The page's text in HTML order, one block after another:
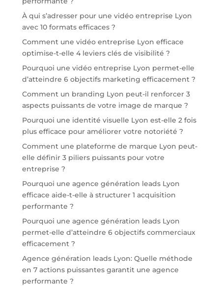
À qui s’adresser pour une vidéo entreprise Lyon
avec 10 formats efficaces ?
Comment une vidéo entreprise Lyon efficace
optimise-t-elle 4 leviers clés de visibilité ?
Pourquoi une vidéo entreprise Lyon permet-elle
d’atteindre 6 objectifs marketing efficacement ?
Comment un branding Lyon peut-il renforcer 3
aspects puissants de votre image de marque ?
Pourquoi une identité visuelle Lyon est-elle 2 fois
plus efficace pour améliorer votre notoriété ?
Comment une plateforme de marque Lyon peut-
elle définir 3 piliers puissants pour votre
entreprise ?
Pourquoi une agence génération leads Lyon
efficace aide-t-elle à structurer 1 acquisition
performante ?
Pourquoi une agence génération leads Lyon
permet-elle d’atteindre 6 objectifs commerciaux
efficacement ?
Agence génération leads Lyon: Quelle méthode
en 7 actions puissantes garantit une agence
performante ?